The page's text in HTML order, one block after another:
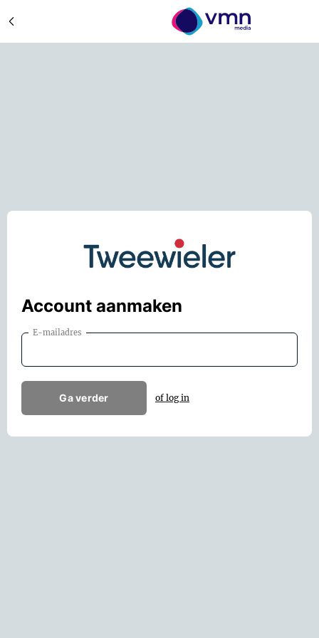
Account aanmaken
E-mailadres
Ga verder of log in